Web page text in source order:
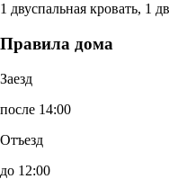
1 двуспальная кровать, 1
Правила дома
Заезд
после 14:00
Отъезд
до 12:00